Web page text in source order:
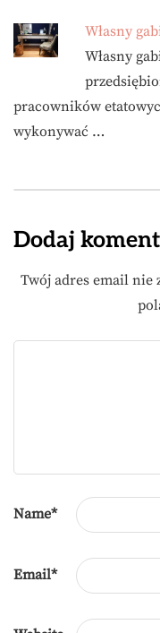
Własny
Własny
pracowników
wykonywać …
Dodaj
Twój adres email nie
Name*
Email*